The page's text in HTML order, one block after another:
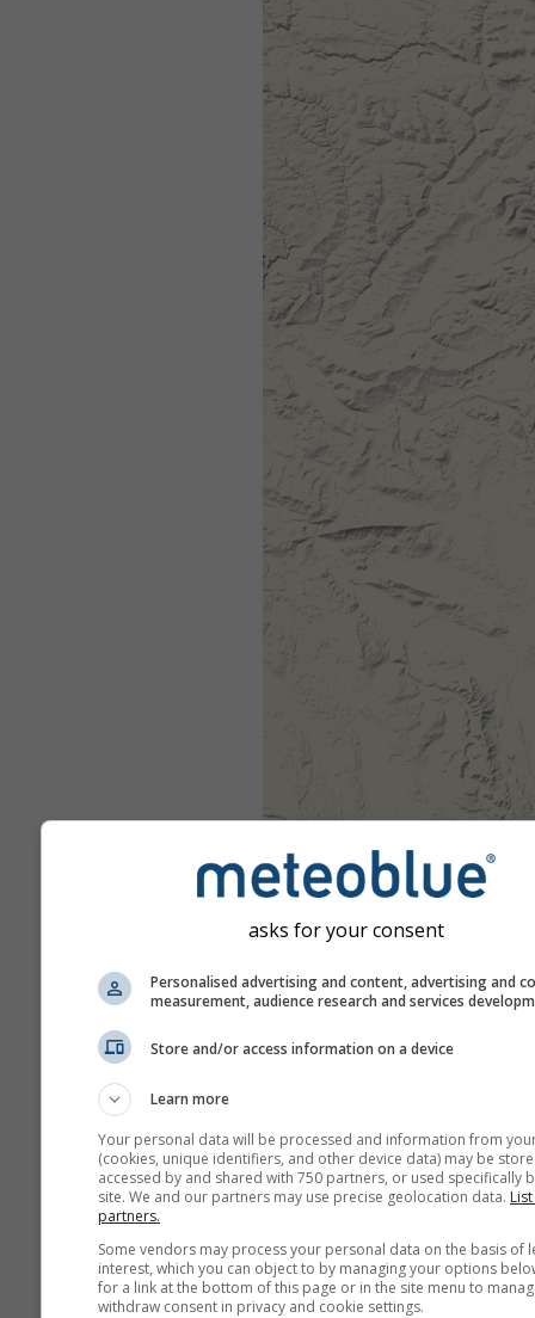
asks for your consent
Personalised advertising and content, advertising and
measurement, audience research and services
Store and/or access information on a device
Learn more
Your personal data will be processed and information from
(cookies, unique identifiers, and other device data) may be
accessed by and shared with 750 partners, or used specifically
site. We and our partners may use precise geolocation data.
partners.
Some vendors may process your personal data on the basis of
interest, which you can object to by managing your options
for a link at the bottom of this page or in the site menu to
withdraw consent in privacy and cookie settings.